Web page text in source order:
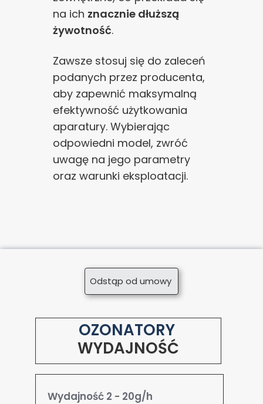
na ich znacznie dłuższą
żywotność.
Zawsze stosuj się do zaleceń
podanych przez producenta,
aby zapewnić maksymalną
efektywność użytkowania
aparatury. Wybierając
odpowiedni model, zwróć
uwagę na jego parametry
oraz warunki eksploatacji.
Odstąp od umowy
OZONATORY
WYDAJNOŚĆ
Wydajność 2 - 20g/h